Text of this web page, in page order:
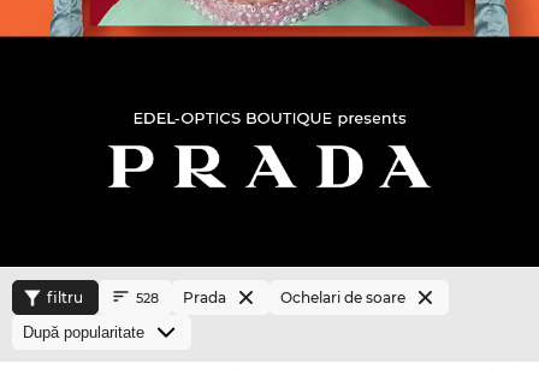
filtru 528 Prada Ochelari de soare